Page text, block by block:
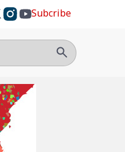
Subcribe